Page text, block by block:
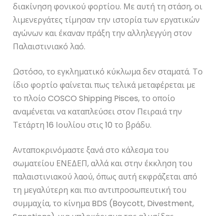
διακίνηση φονικού φορτίου. Με αυτή τη στάση, οι
λιμενεργάτες τίμησαν την ιστορία των εργατικών
αγώνων και έκαναν πράξη την αλληλεγγύη στον
Παλαιστινιακό λαό.
Ωστόσο, το εγκληματικό κύκλωμα δεν σταματά. Το
ίδιο φορτίο φαίνεται πως τελικά μεταφέρεται με
το πλοίο COSCO Shipping Pisces, το οποίο
αναμένεται να καταπλεύσει στον Πειραιά την
Τετάρτη 16 Ιουλίου στις 10 το βράδυ.
Ανταποκρινόμαστε ξανά στο κάλεσμα του
σωματείου ΕΝΕΔΕΠ, αλλά και στην έκκληση του
παλαιστινιακού λαού, όπως αυτή εκφράζεται από
τη μεγαλύτερη και πιο αντιπροσωπευτική του
συμμαχία, το κίνημα BDS (Boycott, Divestment,